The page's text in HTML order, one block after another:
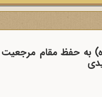
به حفظ مقام مرجعیت